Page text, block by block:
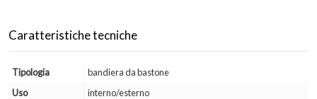
Caratteristiche tecniche
Tipologia
bandiera da bastone
Uso
interno/esterno